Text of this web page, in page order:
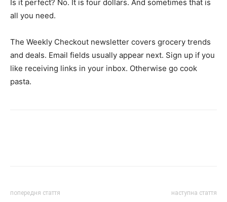
Is it perfect? No. It is four dollars. And sometimes that is
all you need.
The Weekly Checkout newsletter covers grocery trends
and deals. Email fields usually appear next. Sign up if you
like receiving links in your inbox. Otherwise go cook
pasta.
попередня стаття наступна стаття